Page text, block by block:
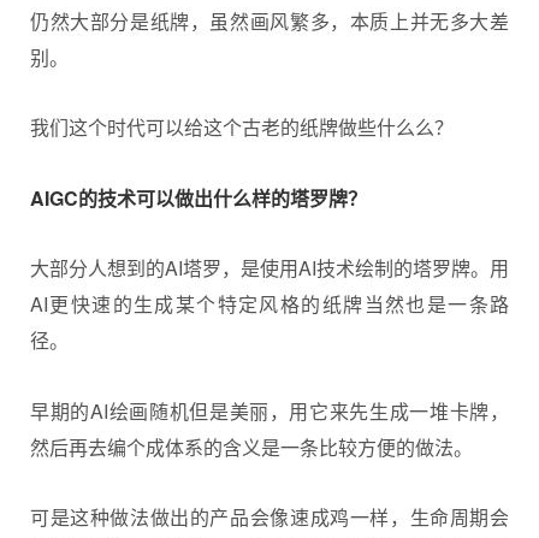
仍然大部分是纸牌，虽然画风繁多，本质上并无多大差
别。
我们这个时代可以给这个古老的纸牌做些什么么？
AIGC的技术可以做出什么样的塔罗牌？
大部分人想到的AI塔罗，是使用AI技术绘制的塔罗牌。用
AI更快速的生成某个特定风格的纸牌当然也是一条路
径。
早期的AI绘画随机但是美丽，用它来先生成一堆卡牌，
然后再去编个成体系的含义是一条比较方便的做法。
可是这种做法做出的产品会像速成鸡一样，生命周期会